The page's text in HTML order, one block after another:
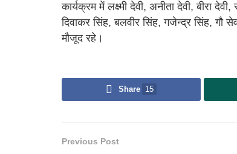
कार्यक्रम में लक्ष्मी देवी, अनीता देवी, बीरा
दिवाकर सिंह, बलवीर सिंह, गजेन्द्र सिंह, गौ
मौजूद रहे।
Share 15
Previous Post